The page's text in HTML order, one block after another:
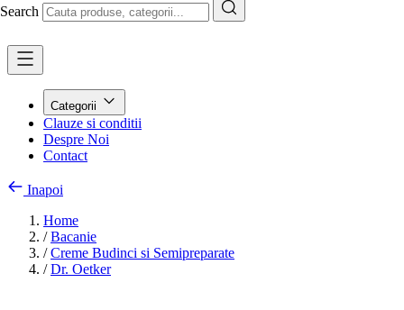
Search
Categorii
Clauze si conditii
Despre Noi
Contact
Inapoi
Home
/ Bacanie
/ Creme Budinci si Semipreparate
/ Dr. Oetker